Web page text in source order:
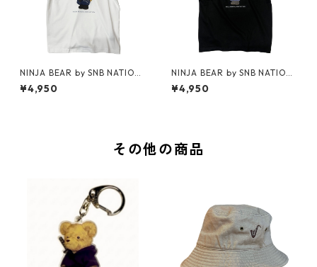
NINJA BEAR by SNB NATION
/ T-shirt (White)
¥4,950
NINJA BEAR by SNB NATION
/ T-shirt
¥4,950
その他の商品